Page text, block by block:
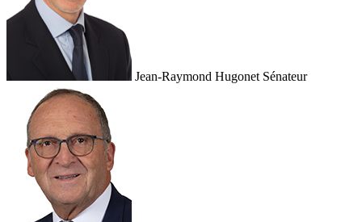
Jean-Raymond Hugonet Sénateur